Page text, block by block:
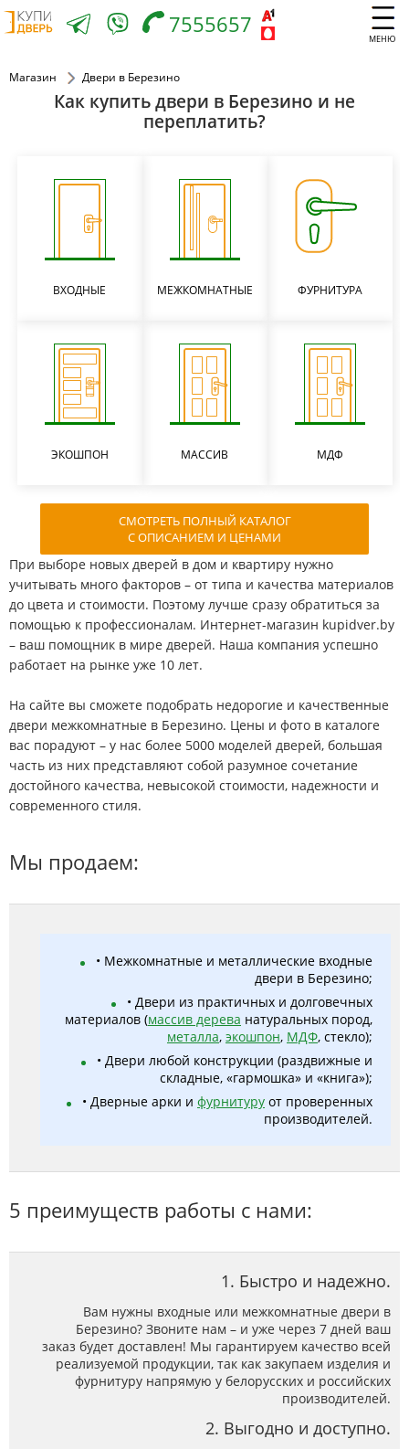
МЕНЮ
7555657
Магазин Двери в Березино
Как купить двери в Березино и не
переплатить?
ВХОДНЫЕ МЕЖКОМНАТНЫЕ ФУРНИТУРА
ЭКОШПОН МАССИВ МДФ
СМОТРЕТЬ ПОЛНЫЙ КАТАЛОГ
С ОПИСАНИЕМ И ЦЕНАМИ
При выборе новых дверей в дом и квартиру нужно
учитывать много факторов – от типа и качества материалов
до цвета и стоимости. Поэтому лучше сразу обратиться за
помощью к профессионалам. Интернет-магазин kupidver.by
– ваш помощник в мире дверей. Наша компания успешно
работает на рынке уже 10 лет.
На сайте вы сможете подобрать недорогие и качественные
двери межкомнатные в Березино. Цены и фото в каталоге
вас порадуют – у нас более 5000 моделей дверей, большая
часть из них представляют собой разумное сочетание
достойного качества, невысокой стоимости, надежности и
современного стиля.
Мы продаем:
• Межкомнатные и металлические входные
двери в Березино;
• Двери из практичных и долговечных
материалов (массив дерева натуральных пород,
металла, экошпон, МДФ, стекло);
• Двери любой конструкции (раздвижные и
складные, «гармошка» и «книга»);
• Дверные арки и фурнитуру от проверенных
производителей.
5 преимуществ работы с нами:
1. Быстро и надежно.
Вам нужны входные или межкомнатные двери в
Березино? Звоните нам – и уже через 7 дней ваш
заказ будет доставлен! Мы гарантируем качество всей
реализуемой продукции, так как закупаем изделия и
фурнитуру напрямую у белорусских и российских
производителей.
2. Выгодно и доступно.